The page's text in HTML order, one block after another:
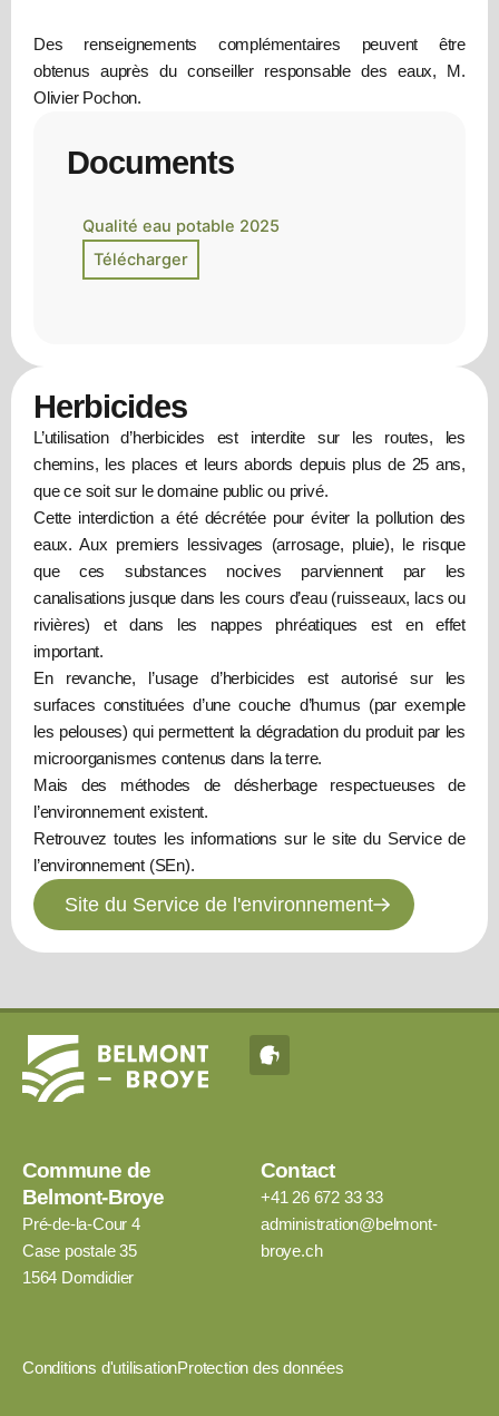
Des renseignements complémentaires peuvent être
obtenus auprès du conseiller responsable des eaux, M.
Olivier Pochon.
Documents
Qualité eau potable 2025
Herbicides
L’utilisation d’herbicides est interdite sur les routes, les
chemins, les places et leurs abords depuis plus de 25 ans,
que ce soit sur le domaine public ou privé.
Cette interdiction a été décrétée pour éviter la pollution des
eaux. Aux premiers lessivages (arrosage, pluie), le risque
que ces substances nocives parviennent par les
canalisations jusque dans les cours d’eau (ruisseaux, lacs ou
rivières) et dans les nappes phréatiques est en effet
important.
En revanche, l’usage d’herbicides est autorisé sur les
surfaces constituées d’une couche d’humus (par exemple
les pelouses) qui permettent la dégradation du produit par les
microorganismes contenus dans la terre.
Mais des méthodes de désherbage respectueuses de
l’environnement existent.
Retrouvez toutes les informations sur le site du Service de
l’environnement (SEn).
Site du Service de l'environnement
Commune de
Belmont-Broye
Pré-de-la-Cour 4
Case postale 35
1564 Domdidier
Contact
+41 26 672 33 33
administration@belmont-
broye.ch
Conditions d'utilisationProtection des données